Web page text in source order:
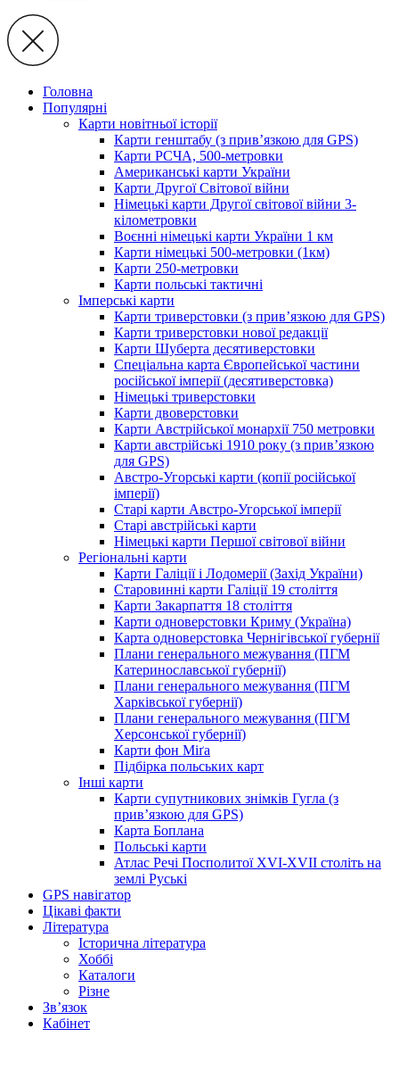
Головна
Популярні
Карти новітньої історії
Карти генштабу (з прив’язкою для GPS)
Карти РСЧА, 500-метровки
Американські карти України
Карти Другої Світової війни
Німецькі карти Другої світової війни 3-
кілометровки
Воєнні німецькі карти України 1 км
Карти німецькі 500-метровки (1км)
Карти 250-метровки
Карти польські тактичні
Імперські карти
Карти триверстовки (з прив’язкою для GPS)
Карти триверстовки нової редакції
Карти Шуберта десятиверстовки
Спеціальна карта Європейської частини
російської імперії (десятиверстовка)
Німецькі триверстовки
Карти двоверстовки
Карти Австрійської монархії 750 метровки
Карти австрійські 1910 року (з прив’язкою
для GPS)
Австро-Угорські карти (копії російської
імперії)
Старі карти Австро-Угорської імперії
Старі австрійські карти
Німецькі карти Першої світової війни
Регіональні карти
Карти Галіції і Лодомерії (Захід України)
Старовинні карти Галіції 19 століття
Карти Закарпаття 18 століття
Карти одноверстовки Криму (Україна)
Карта одноверстовка Чернігівської губернії
Плани генерального межування (ПГМ
Катеринославської губернії)
Плани генерального межування (ПГМ
Харківської губернії)
Плани генерального межування (ПГМ
Херсонської губернії)
Карти фон Міґа
Підбірка польських карт
Інші карти
Карти супутникових знімків Гугла (з
прив’язкою для GPS)
Карта Боплана
Польські карти
Атлас Речі Посполитої XVI-XVII століть на
землі Руські
GPS навігатор
Цікаві факти
Література
Історична література
Хоббі
Каталоги
Різне
Зв’язок
Кабінет